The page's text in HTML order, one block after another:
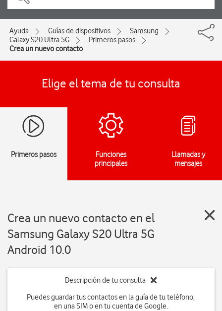
Ayuda Guías de dispositivos
Samsung
Galaxy S20 Ultra 5G
Primeros pasos
Crea un nuevo contacto
Elige el tema de tu consulta
Primeros pasos
Funciones
principales
Llamadas y
mensajes
Crea un nuevo contacto en el
Samsung Galaxy S20 Ultra 5G
Android 10.0
Descripción de tu consulta
Puedes guardar tus contactos en la guía de tu teléfono,
en una SIM o en tu cuenta de Google.